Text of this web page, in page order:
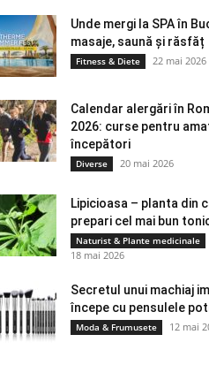
Unde mergi la SPA în
masaje, saună și răsfăț
Fitness & Diete 22 mai 2026
Calendar alergări în
2026: curse pentru
începători
Diverse 20 mai 2026
Lipicioasa – planta din
prepari cel mai bun
Naturist & Plante medicinale
18 mai 2026
Secretul unui machiaj
începe cu pensulele
Moda & Frumusete 12 mai